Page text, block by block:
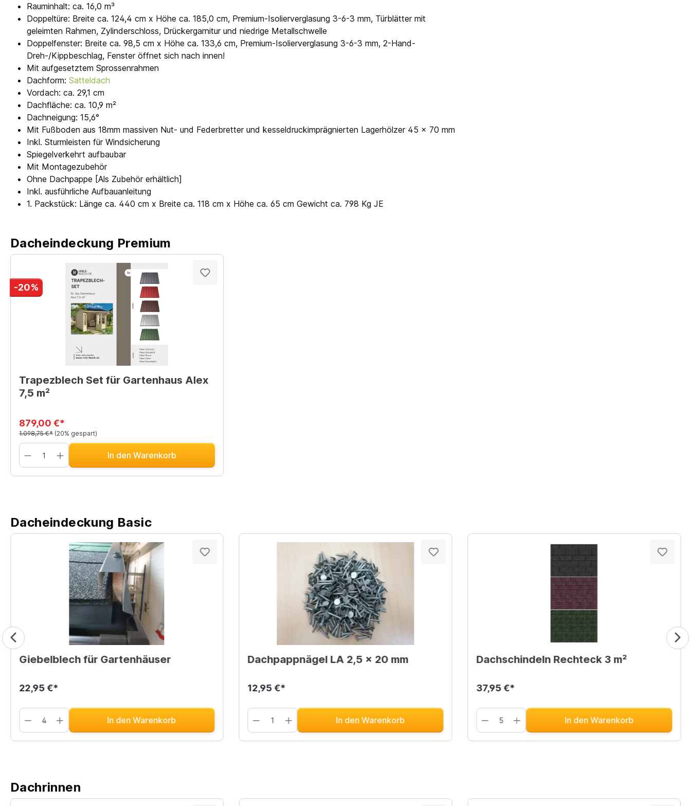
Rauminhalt: ca. 16,0 m³
Doppeltüre: Breite ca. 124,4 cm x Höhe ca. 185,0 cm, Premium-Isolierverglasung 3-6-3 mm, Türblätter mit
geleimten Rahmen, Zylinderschloss, Drückergarnitur und niedrige Metallschwelle
Doppelfenster: Breite ca. 98,5 cm x Höhe ca. 133,6 cm, Premium-Isolierverglasung 3-6-3 mm, 2-Hand-
Dreh-/Kippbeschlag, Fenster öffnet sich nach innen!
Mit aufgesetztem Sprossenrahmen
Dachform: Satteldach
Vordach: ca. 29,1 cm
Dachfläche: ca. 10,9 m²
Dachneigung: 15,6°
Mit Fußboden aus 18mm massiven Nut- und Federbretter und kesseldruckimprägnierten Lagerhölzer 45 x 70 mm
Inkl. Sturmleisten für Windsicherung
Spiegelverkehrt aufbaubar
Mit Montagezubehör
Ohne Dachpappe [Als Zubehör erhältlich]
Inkl. ausführliche Aufbauanleitung
1. Packstück: Länge ca. 440 cm x Breite ca. 118 cm x Höhe ca. 65 cm Gewicht ca. 798 Kg JE
Dacheindeckung Premium
-20%
Trapezblech Set für Gartenhaus Alex
7,5 m²
879,00 €*
1.098,75 €* (20% gespart)
In den Warenkorb
Dacheindeckung Basic
Giebelblech für Gartenhäuser
22,95 €*
In den Warenkorb
Dachpappnägel LA 2,5 x 20 mm
12,95 €*
In den Warenkorb
Dachschindeln Rechteck 3 m²
37,95 €*
In den Warenkorb
Dachrinnen